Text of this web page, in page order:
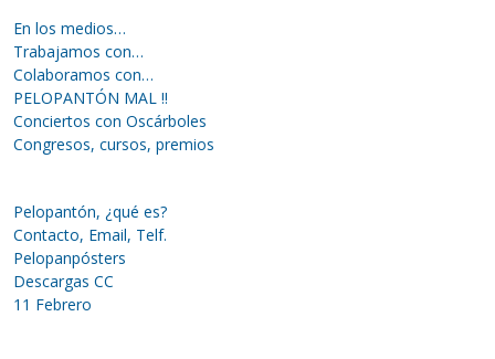
En los medios…
Trabajamos con…
Colaboramos con…
PELOPANTÓN MAL !!
Conciertos con Oscárboles
Congresos, cursos, premios
Pelopantón, ¿qué es?
Contacto, Email, Telf.
Pelopanpósters
Descargas CC
11 Febrero